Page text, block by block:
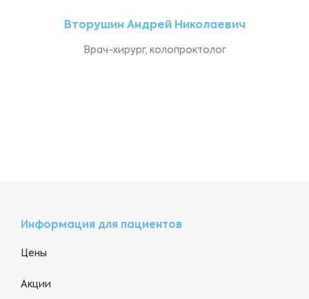
Вторушин Андрей Николаевич
Врач-хирург, колопроктолог
Информация для пациентов
Цены
Акции